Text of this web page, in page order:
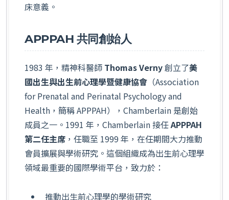
床意義。
APPPAH 共同創始人
1983 年，精神科醫師 Thomas Verny創立了美
國出生與出生前心理學暨健康協會 （Association
for Prenatal and Perinatal Psychology and
Health，簡稱 APPPAH），Chamberlain 是創始
成員之一。1991 年，Chamberlain 接任APPPAH
第二任主席 ，任職至 1999 年，在任期間大力推動
會員擴展與學術研究。這個組織成為出生前心理學
領域最重要的國際學術平台，致力於：
推動出生前心理學的學術研究